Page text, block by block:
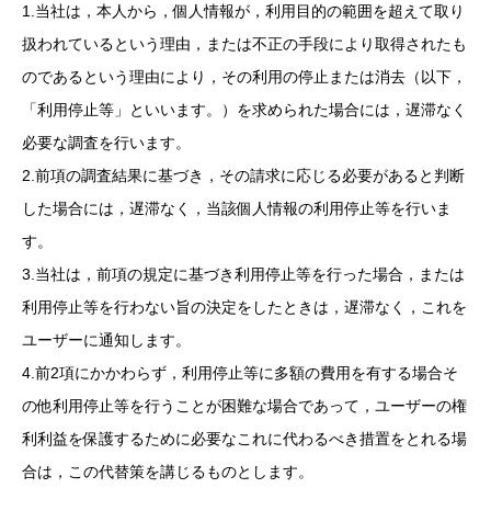
1.当社は，本人から，個人情報が，利用目的の範囲を超えて取り
扱われているという理由，または不正の手段により取得されたも
のであるという理由により，その利用の停止または消去（以下，
「利用停止等」といいます。）を求められた場合には，遅滞なく
必要な調査を行います。
2.前項の調査結果に基づき，その請求に応じる必要があると判断
した場合には，遅滞なく，当該個人情報の利用停止等を行いま
す。
3.当社は，前項の規定に基づき利用停止等を行った場合，または
利用停止等を行わない旨の決定をしたときは，遅滞なく，これを
ユーザーに通知します。
4.前2項にかかわらず，利用停止等に多額の費用を有する場合そ
の他利用停止等を行うことが困難な場合であって，ユーザーの権
利利益を保護するために必要なこれに代わるべき措置をとれる場
合は，この代替策を講じるものとします。